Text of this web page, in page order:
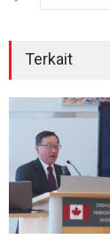
Terkait